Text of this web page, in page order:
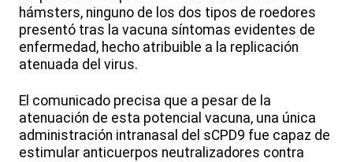
hámsters, ninguno de los dos tipos de roedores
presentó tras la vacuna síntomas evidentes de
enfermedad, hecho atribuible a la replicación
atenuada del virus.
El comunicado precisa que a pesar de la
atenuación de esta potencial vacuna, una única
administración intranasal del sCPD9 fue capaz de
estimular anticuerpos neutralizadores contra